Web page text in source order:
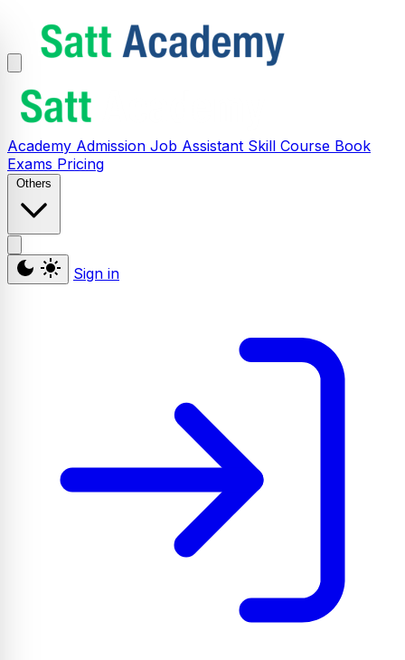
Academy Admission Job Assistant Skill Course Book
Exams Pricing
Others
Sign in